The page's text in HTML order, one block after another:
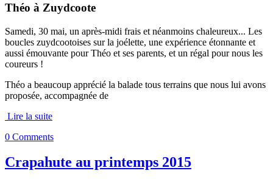
Théo à Zuydcoote
Samedi, 30 mai, un après-midi frais et néanmoins chaleureux... Les
boucles zuydcootoises sur la joélette, une expérience étonnante et
aussi émouvante pour Théo et ses parents, et un régal pour nous les
coureurs !
Théo a beaucoup apprécié la balade tous terrains que nous lui avons
proposée, accompagnée de
Lire la suite
0 Comments
Crapahute au printemps 2015